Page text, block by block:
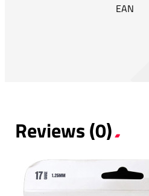
EAN
Reviews (0)